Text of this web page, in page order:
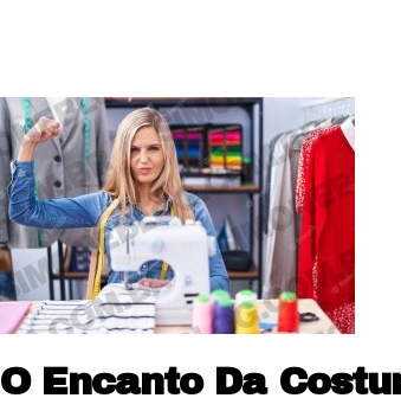
O Encanto Da